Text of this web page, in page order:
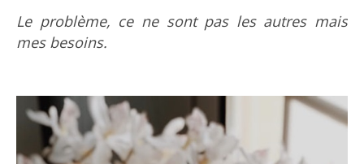
Le problème, ce ne sont pas les autres mais
mes besoins.